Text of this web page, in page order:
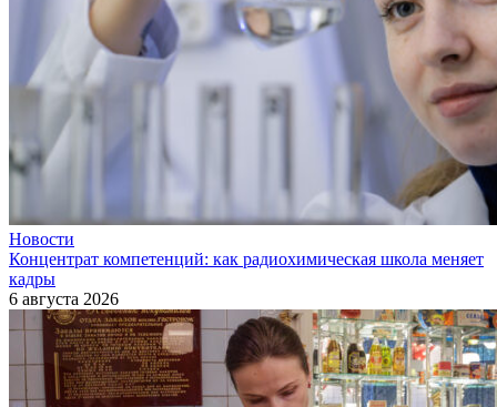
Новости
Концентрат компетенций: как радиохимическая школа меняет
кадры
6 августа 2026